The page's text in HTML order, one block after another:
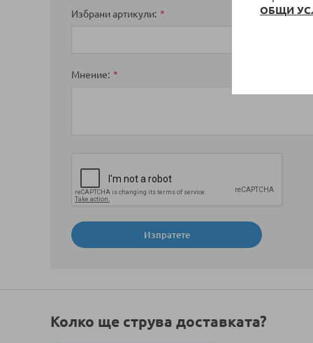
ОБЩИ
Избрани артикули
Мнение
Изпратете
Колко ще струва доставката?